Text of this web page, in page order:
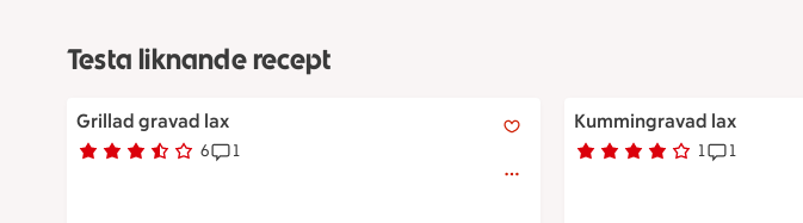
Testa liknande recept
Grillad gravad lax
Betyg 3.2 av 5. 6
6 personer har röstatReceptet har 1 kommentarer
1
Grillad gravad lax
Kummingravad lax
Betyg 4 av 5.
1
1 personer har röstatReceptet
1
Kummingravad lax